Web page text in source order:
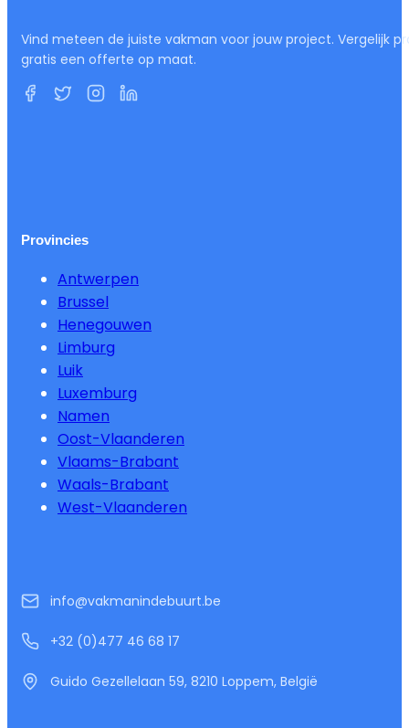
Vind meteen de juiste vakman voor jouw project. Vergelijk
gratis een offerte op maat.
Provincies
Antwerpen
Brussel
Henegouwen
Limburg
Luik
Luxemburg
Namen
Oost-Vlaanderen
Vlaams-Brabant
Waals-Brabant
West-Vlaanderen
info@vakmanindebuurt.be
+32 (0)477 46 68 17
Guido Gezellelaan 59, 8210 Loppem, België